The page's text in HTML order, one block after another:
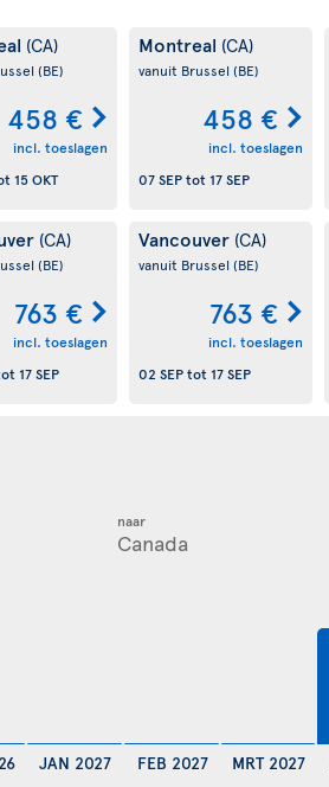
(CA)
(BE)
458 €
incl. toeslagen
15 OKT
Montreal (CA)
vanuit Brussel (BE)
458 €
incl. toeslagen
07 SEPtot 17 SEP
(CA)
(BE)
763 €
incl. toeslagen
17 SEP
Vancouver (CA)
vanuit Brussel (BE)
763 €
incl. toeslagen
02 SEPtot 17 SEP
naar
JAN 2027 FEB 2027 MRT 2027